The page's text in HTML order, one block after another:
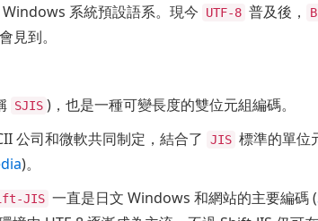
系統預設語系。現今
UTF-8 普及後，
見到。
SJIS )，也是一種可變長度的雙位元組編碼。
公司和微軟共同制定，結合了 JIS 標準的單位
)。
JIS 一直是日文 Windows 和網站的主要編碼 (